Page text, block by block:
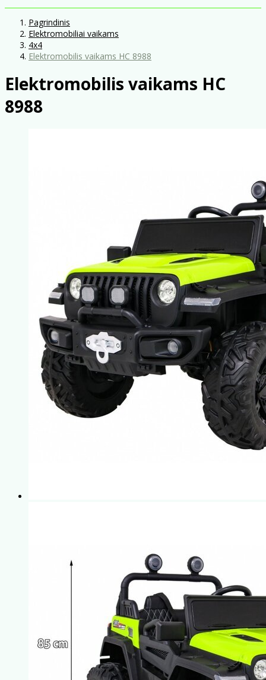
Pagrindinis
Elektromobiliai vaikams
4x4
Elektromobilis vaikams HC 8988
Elektromobilis vaikams HC
8988